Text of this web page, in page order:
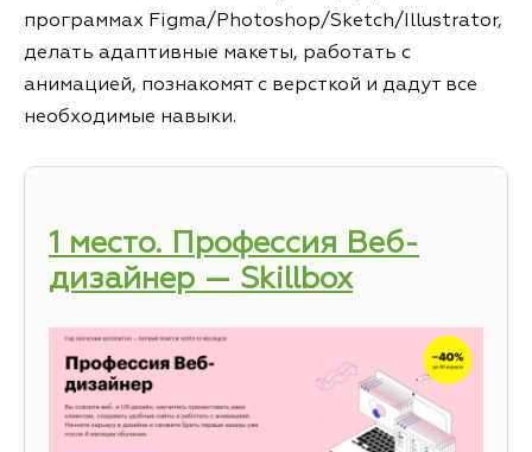
программах Figma/Photoshop/Sketch/Illustrator,
делать адаптивные макеты, работать с
анимацией, познакомят с версткой и дадут все
необходимые навыки.
1 место. Профессия Веб-
дизайнер — Skillbox